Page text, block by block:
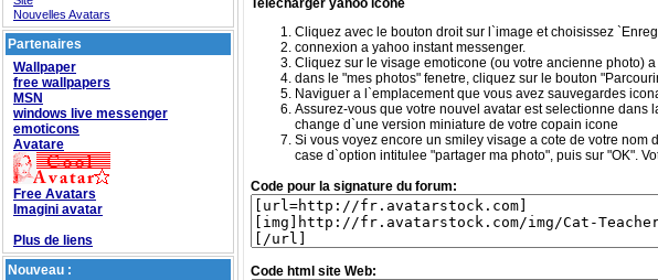
Nouvelles Avatars
Partenaires
Wallpaper
free wallpapers
MSN
windows live messenger
emoticons
Avatare
Free Avatars
Imagini avatar
Plus de liens
Nouveau :
Telecharger yahoo icone
Cliquez avec le bouton droit sur l`image et choisissez
connexion a yahoo instant messenger.
Cliquez sur le visage emoticone (ou votre ancienne photo)
dans le "mes photos" fenetre, cliquez sur le bouton
Naviguer a l`emplacement que vous avez sauvegardes
Assurez-vous que votre nouvel avatar est selectionne dans
change d`une version miniature de votre copain icone
Si vous voyez encore un smiley visage a cote de votre
case d`option intitulee "partager ma photo", puis sur "OK".
Code pour la signature du forum:
Code html site Web: